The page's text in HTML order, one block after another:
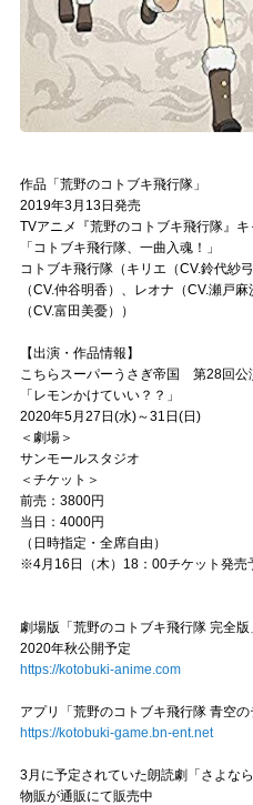
作品「荒野のコトブキ飛行隊」
2019年3月13日発売
TVアニメ『荒野のコトブキ飛行隊』
「コトブキ飛行隊、一曲入魂！」
コトブキ飛行隊（キリエ（CV.鈴代紗
（CV.仲谷明香）、レオナ（CV.瀬戸
（CV.富田美憂））
【出演・作品情報】
こちらスーパーうさぎ帝国 第28回公
「レモンかけていい？？」
2020年5月27日(水)～31日(日)
＜劇場＞
サンモールスタジオ
＜チケット＞
前売：3800円
当日：4000円
（日時指定・全席自由）
※4月16日（木）18：00チケット発売
劇場版「荒野のコトブキ飛行隊 完全版
2020年秋公開予定
https://kotobuki-anime.com
アプリ「荒野のコトブキ飛行隊 青空
https://kotobuki-game.bn-ent.net
3月に予定されていた朗読劇「さよな
物販が通販にて販売中